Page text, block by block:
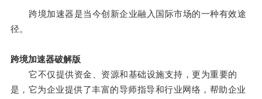
跨境加速器是当今创新企业融入国际市场的一种有效途
径。
跨境加速器破解版
它不仅提供资金、资源和基础设施支持，更为重要的
是，它为企业提供了丰富的导师指导和行业网络，帮助企业